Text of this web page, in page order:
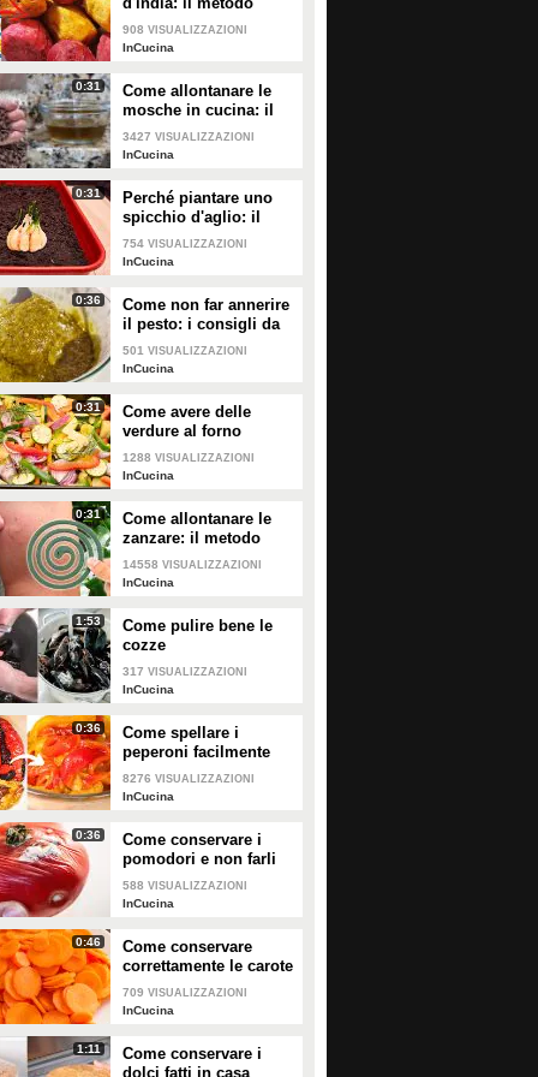
facile per non pungersi
908 VISUALIZZAZIONI
InCucina
0:31
Come allontanare le
mosche in cucina: il
metodo con gli
ingredienti naturali
3427 VISUALIZZAZIONI
InCucina
0:31
Perché piantare uno
spicchio d'aglio: il
trucchetto che fa bene
alle tue piante
754 VISUALIZZAZIONI
InCucina
0:36
Come non far annerire
il pesto: i consigli da
seguire
501 VISUALIZZAZIONI
InCucina
0:31
Come avere delle
verdure al forno
perfette: i consigli da
seguire
1288 VISUALIZZAZIONI
InCucina
0:31
Come allontanare le
zanzare: il metodo
casalingo ed efficace
14558 VISUALIZZAZIONI
InCucina
1:53
Come pulire bene le
cozze
317 VISUALIZZAZIONI
InCucina
0:36
Come spellare i
peperoni facilmente
8276 VISUALIZZAZIONI
InCucina
0:36
Come conservare i
pomodori e non farli
ammuffire
588 VISUALIZZAZIONI
InCucina
0:46
Come conservare
correttamente le carote
709 VISUALIZZAZIONI
InCucina
1:11
Come conservare i
dolci fatti in casa